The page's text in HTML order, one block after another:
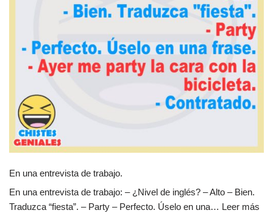
En una entrevista de trabajo.
En una entrevista de trabajo: – ¿Nivel de inglés? – Alto – Bien.
Traduzca “fiesta”. – Party – Perfecto. Úselo en una… Leer más